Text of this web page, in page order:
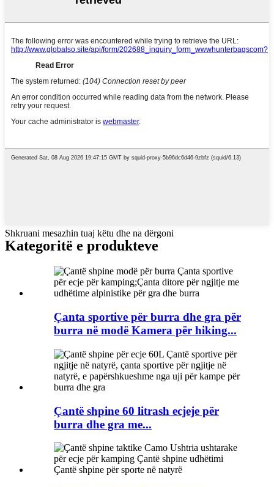
Shkruani mesazhin tuaj këtu dhe na dërgoni
Kategoritë e produkteve
Çanta sportive për burra dhe gra për
burra në modë Kamera për hiking...
Çantë shpine 60 litrash ecjeje për
burra dhe gra me...